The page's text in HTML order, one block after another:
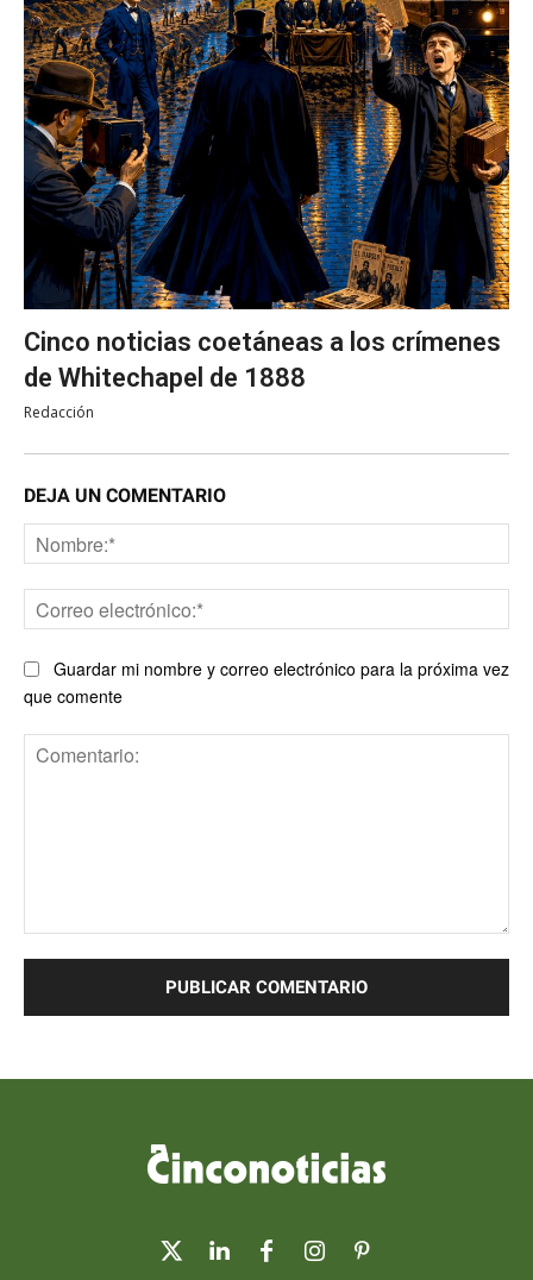
Cinco noticias coetáneas a los crímenes
de Whitechapel de 1888
Redacción
DEJA UN COMENTARIO
Guardar mi nombre y correo electrónico para la próxima vez
que comente